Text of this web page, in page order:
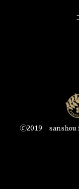
🄫2019 sanshou